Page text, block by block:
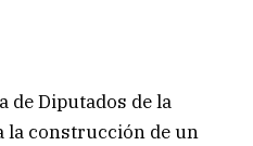
de Diputados de la
la construcción de un